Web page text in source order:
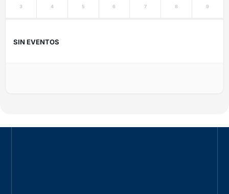
3 4 5 6 7 8 9
SIN EVENTOS